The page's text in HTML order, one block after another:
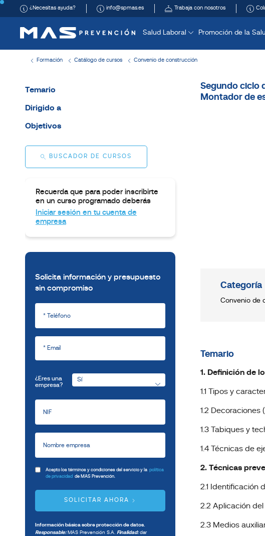
¿Necesitas ayuda? info@spmas.es Trabaja con nosotros
Salud Laboral Promoción de la
Formación Catálogo de cursos Convenio de construcción
Temario
Dirigido a
Objetivos
BUSCADOR DE CURSOS
Recuerda que para poder inscribirte
en un curso programado deberás
Iniciar sesión en tu cuenta de
empresa
Solicita información y presupuesto
sin compromiso
¿Eres una
empresa?
Acepto los términos y condiciones del servicio y la política
de privacidad de MAS Prevención.
SOLICITAR AHORA
Información básica sobre protección de datos.
Responsable: MAS Prevención S.A. Finalidad: dar
Segundo ciclo
Montador de
Categoría
Convenio de
Temario
1. Definición de
1.1 Tipos y
1.2 Decoraciones
1.3 Tabiques y
1.4 Técnicas de
2. Técnicas
2.1 Identificación
2.2 Aplicación
2.3 Medios